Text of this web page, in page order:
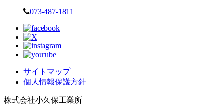
073-487-1811
サイトマップ
個人情報保護方針
株式会社小久保工業所